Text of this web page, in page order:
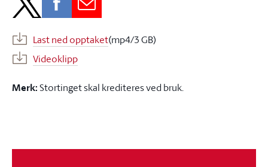
Last ned opptaket(mp4/3 GB)
Videoklipp
Merk:Stortinget skal krediteres ved bruk.